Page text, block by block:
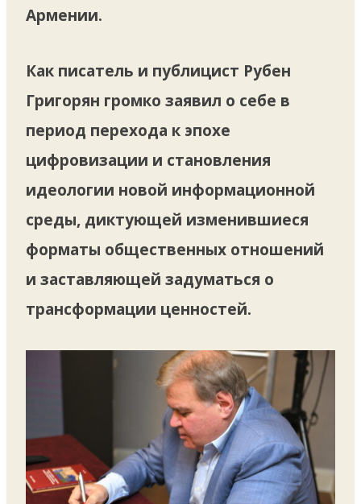
Армении.
Как писатель и публицист Рубен
Григорян громко заявил о себе в
период перехода к эпохе
цифровизации и становления
идеологии новой информационной
среды, диктующей изменившиеся
форматы общественных отношений
и заставляющей задуматься о
трансформации ценностей.